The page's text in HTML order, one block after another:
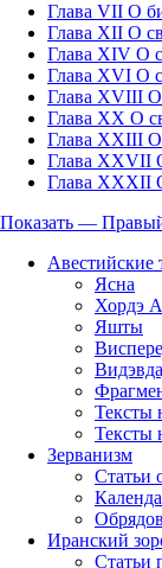
Глава VII О
Глава XII О
Глава XIV О
Глава XVI О
Глава XVIII О
Глава XX О
Глава XXIII О
Глава XXVII
Глава XXXII
Правый
столбец
Показать —
Авестийские
Ясна
Хордэ
Яшты
Тексты
Тексты
Зерванизм
Статьи
Иранский
Статьи